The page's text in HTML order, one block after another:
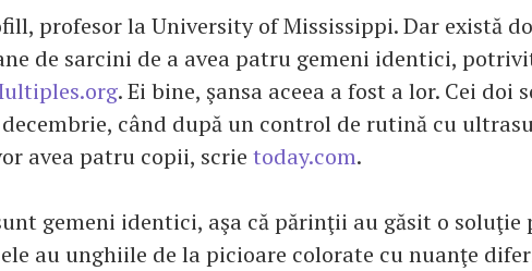
profesor la University of Mississippi. Dar există
de sarcini de a avea patru gemeni identici,
. Ei bine, şansa aceea a fost a lor. Cei doi
când după un control de rutină cu
avea patru copii, scrie today.com.
gemeni identici, aşa că părinţii au găsit o soluţie
au unghiile de la picioare colorate cu nuanţe